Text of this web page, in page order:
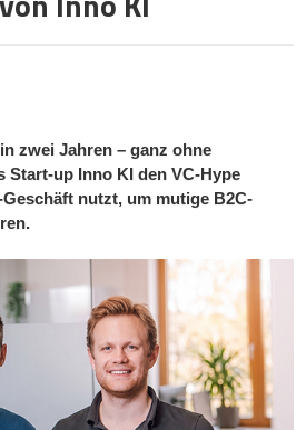
zwei Jahren – ganz ohne
Start-up Inno KI den VC-Hype
nutzt, um mutige B2C-